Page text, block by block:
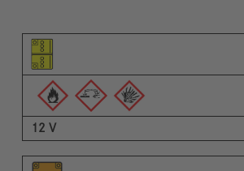
Пиктограма на елемента
Пиктограми на предупрежденията
Описание
12 V